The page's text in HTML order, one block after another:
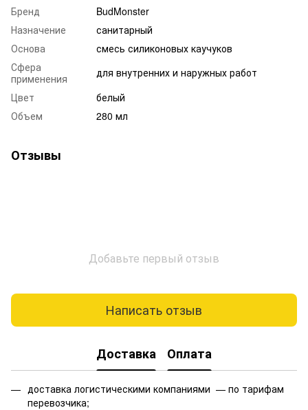
Бренд
BudMonster
Назначение
санитарный
Основа
смесь силиконовых каучуков
Сфера
применения
для внутренних и наружных работ
Цвет
белый
Объем
280 мл
Отзывы
Добавьте первый отзыв
Написать отзыв
Доставка Оплата
доставка логистическими компаниями — по тарифам
перевозчика;